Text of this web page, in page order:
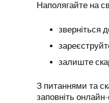
Наполягайте на
зверніться
залиште
З питаннями та
заповніть